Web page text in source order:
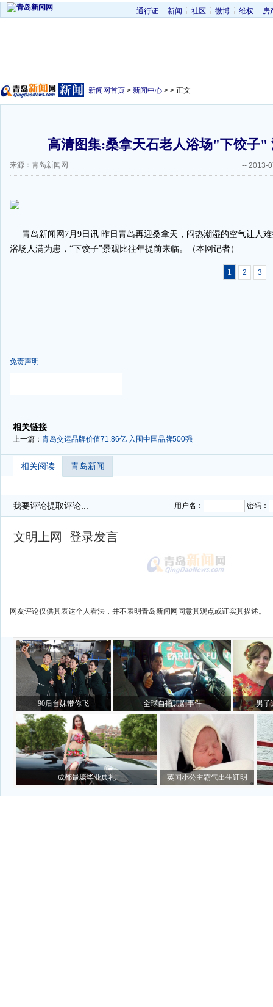
通行证 新闻 社区 微博 维权 房
新闻网首页 > 新闻中心 > > 正文
高清图集:桑拿天石老人浴场"下饺子"
来源：青岛新闻网 -- 2013-
青岛新闻网7月9日讯 昨日青岛再迎桑拿天，闷热潮湿的空气让人
浴场人满为患，“下饺子”景观比往年提前来临。（本网记者）
1 2 3
免责声明
-
相关链接
上一篇： 青岛交运品牌价值71.86亿 入围中国品牌500强
相关阅读 青岛新闻
我要评论提取评论... 用户名： 密码：
网友评论仅供其表达个人看法，并不表明青岛新闻网同意其观点或证实其描述。